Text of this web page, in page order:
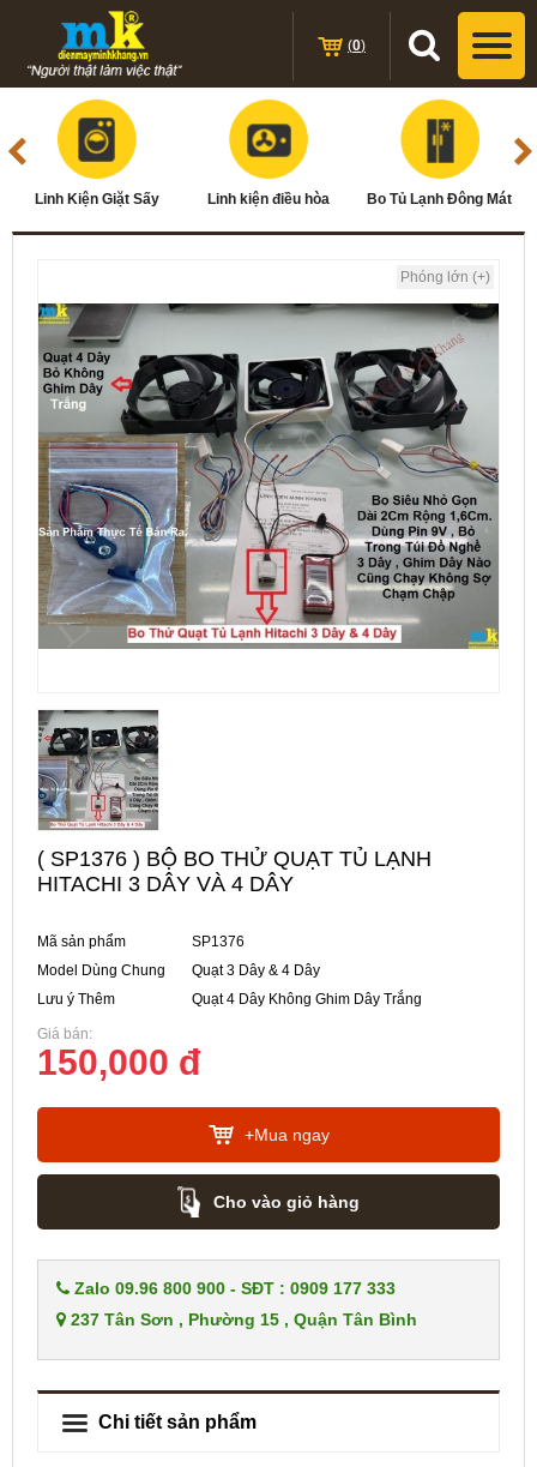
(0)
Linh Kiện Giặt Sấy Linh kiện điều hòa Bo Tủ Lạnh Đông Mát
Phóng lớn (+)
( SP1376 ) BỘ BO THỬ QUẠT TỦ LẠNH
HITACHI 3 DÂY VÀ 4 DÂY
Mã sản phẩm
SP1376
Model Dùng Chung
Quạt 3 Dây & 4 Dây
Lưu ý Thêm
Quạt 4 Dây Không Ghim Dây Trắng
Giá bán:
150,000 đ
+Mua ngay
Cho vào giỏ hàng
Zalo 09.96 800 900 - SĐT : 0909 177 333
237 Tân Sơn , Phường 15 , Quận Tân Bình
Chi tiết sản phẩm